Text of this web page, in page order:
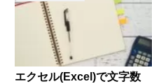
エクセル(Excel)で文字数